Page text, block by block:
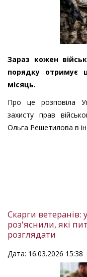
Зараз кожен
порядку отримує
місяць.
Про це розповіла
захисту прав
Ольга Решетилова в
Скарги ветеранів:
роз'яснили, які
розглядати
Дата: 16.03.2026 15:38